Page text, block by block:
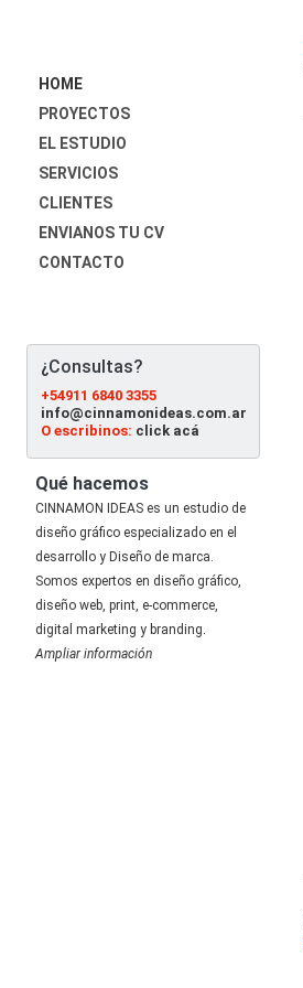
HOME
PROYECTOS
EL ESTUDIO
SERVICIOS
CLIENTES
ENVIANOS TU CV
CONTACTO
¿Consultas?
+54911 6840 3355
info@cinnamonideas.com.ar
O escribinos: click acá
Qué hacemos
CINNAMON IDEAS es un estudio de
diseño gráfico especializado en el
desarrollo y Diseño de marca.
Somos expertos en diseño gráfico,
diseño web, print, e-commerce,
digital marketing y branding.
Ampliar información